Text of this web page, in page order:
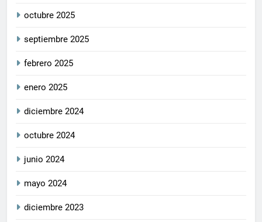
octubre 2025
septiembre 2025
febrero 2025
enero 2025
diciembre 2024
octubre 2024
junio 2024
mayo 2024
diciembre 2023